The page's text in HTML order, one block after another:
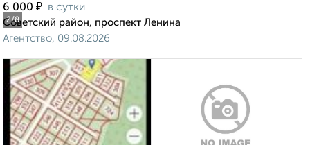
2/8
6 000 ₽ в сутки
Советский район, проспект Ленина
Агентство, 09.08.2026